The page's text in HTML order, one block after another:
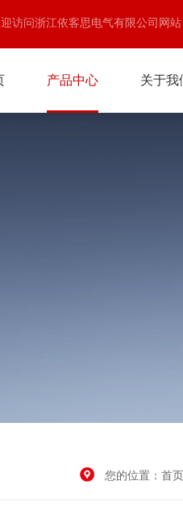
访问浙江依客思电气有限公司网
产品中心 关于我
您的位置：首页